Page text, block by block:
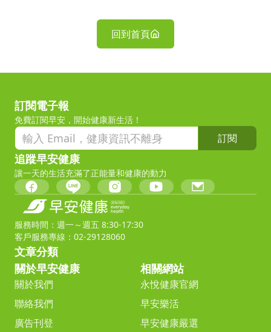
回到首頁
訂閱電子報
免費訂閱早安，開始健康新生活！
訂閱
追蹤早安健康
讓一天的生活充滿了正能量和健康的動力
服務時間：週一～週五 8:30-17:30
客戶服務專線：02-29128060
文章分類
關於早安健康
關於我們
聯絡我們
廣告刊登
相關網站
永悅健康官網
早安樂活
早安健康嚴選